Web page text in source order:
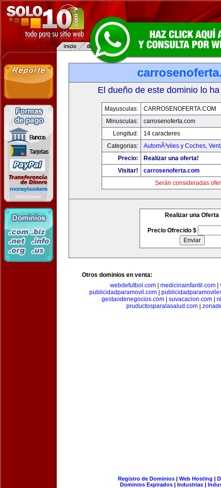
El dueño de este dominio lo
Mayusculas:
CARROSENOFERTA.COM
Minusculas:
carrosenoferta.com
Longitud:
14 caracteres
Categorias:
AutomÃ³viles y Coches,
Precio:
Realizar una oferta!
Visitar!
carrosenoferta.com
Serán consideradas
Realizar una Oferta
Precio Ofrecido $
Otros dominios en venta:
webdefutbol.com
medicinainfantil.com
publicidadparamovil.com
gestaodenegocios.com| suvacacion.com|
pruductosparalasalud.com|
Registro de Dominios| Web Hosting |
Dominios Expirados | Industrias |